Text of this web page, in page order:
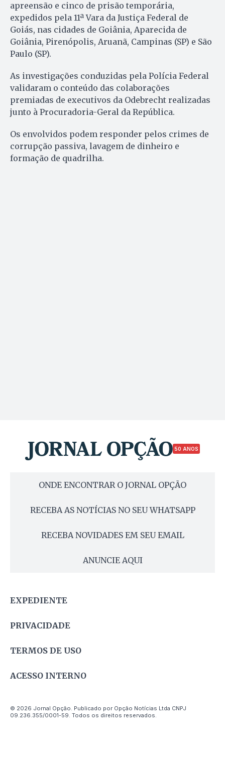
apreensão e cinco de prisão temporária,
expedidos pela 11ª Vara da Justiça Federal de
Goiás, nas cidades de Goiânia, Aparecida de
Goiânia, Pirenópolis, Aruanã, Campinas (SP) e São
Paulo (SP).
As investigações conduzidas pela Polícia Federal
validaram o conteúdo das colaborações
premiadas de executivos da Odebrecht realizadas
junto à Procuradoria-Geral da República.
Os envolvidos podem responder pelos crimes de
corrupção passiva, lavagem de dinheiro e
formação de quadrilha.
50 ANOS
ONDE ENCONTRAR O JORNAL OPÇÃO
RECEBA AS NOTÍCIAS NO SEU WHATSAPP
RECEBA NOVIDADES EM SEU EMAIL
ANUNCIE AQUI
EXPEDIENTE
PRIVACIDADE
TERMOS DE USO
ACESSO INTERNO
© 2026 Jornal Opção. Publicado por Opção Notícias Ltda CNPJ
09.236.355/0001-59. Todos os direitos reservados.